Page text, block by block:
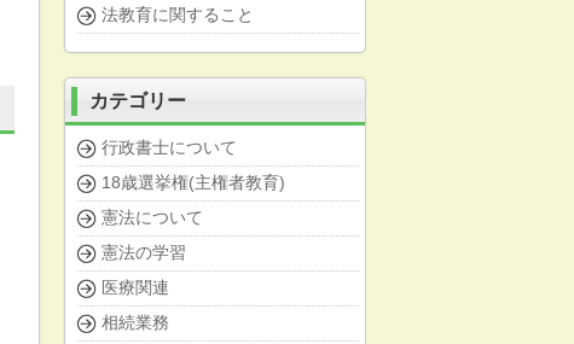
法教育に関すること
カテゴリー
行政書士について
18歳選挙権(主権者教育)
憲法について
憲法の学習
医療関連
相続業務